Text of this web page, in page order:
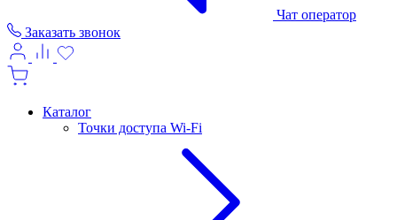
Чат оператор
Заказать звонок
Каталог
Точки доступа Wi-Fi